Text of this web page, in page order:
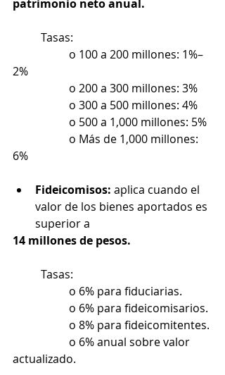
patrimonio neto anual.
	Tasas:
2%
		o 200 a 300 millones: 3%
		o 300 a 500 millones: 4%
		o 500 a 1,000 millones: 5%
6%
Fideicomisos: aplica cuando el
valor de los bienes aportados es
superior a
14 millones de pesos.
	Tasas:
		o 6% para fiduciarias.
		o 6% para fideicomisarios.
		o 8% para fideicomitentes.
actualizado.